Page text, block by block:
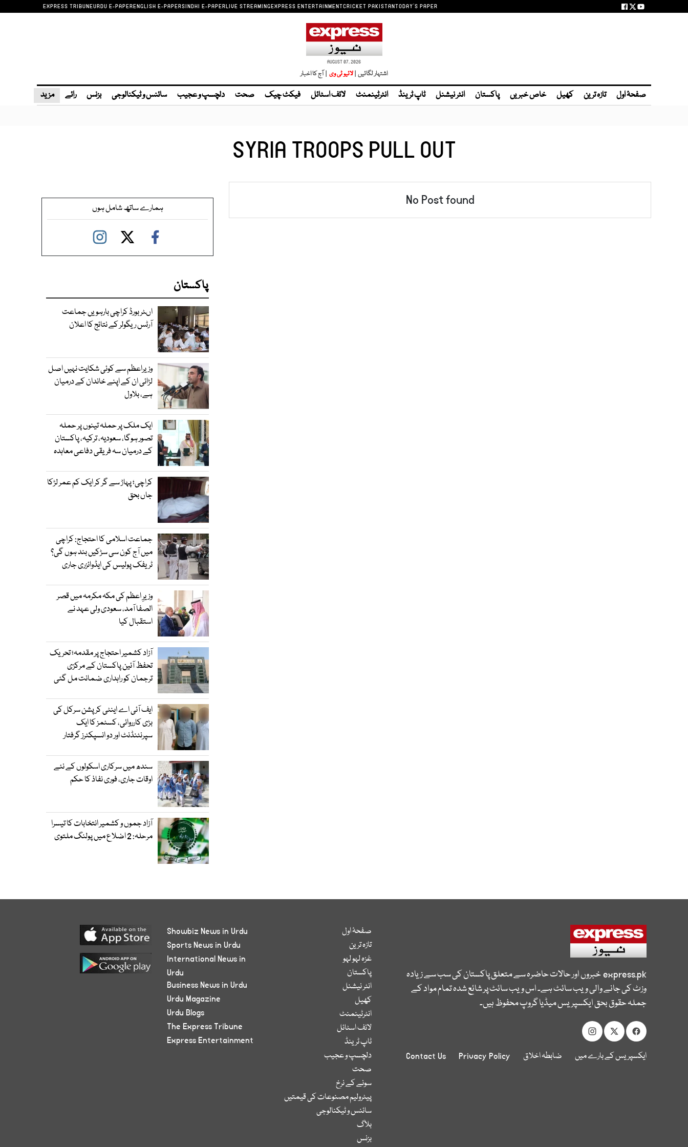
EXPRESS TRIBUNEURDU E-PAPERENGLISH E-PAPERSINDHI E-PAPERLIVE STREAMINGEXPRESS ENTERTAINMENTCRICKET PAKISTANTODAY'S PAPER
AUGUST 07, 2026
اشتہار لگائیں |لائیو ٹی وی | آج کا اخبار
صفحۂ اول تازہ ترین کھیل خاص خبریں پاکستان انٹر نیشنل ٹاپ ٹرینڈ انٹرٹینمنٹ لائف اسٹائل فیکٹ چیک صحت دلچسپ و عجیب سائنس و ٹیکنالوجی بزنس رائے مزید
SYRIA TROOPS PULL OUT
No Post found ہمارے ساتھ شامل ہوں
پاکستان
اںٹر بورڈ کراچی بارہویں جماعت
آرٹس ریگولر کے نتائج کا اعلان
وزیراعظم سے کوئی شکایت نہیں اصل
لڑائی ان کے اپنے خاندان کے درمیان
ہے، بلاول
ایک ملک پر حملہ تینوں پر حملہ
تصور ہوگا، سعودیہ، ترکیہ، پاکستان
کے درمیان سہ فریقی دفاعی معاہدہ
کراچی؛ پہاڑ سے گر کر ایک کم عمر لڑکا
جاں بحق
جماعت اسلامی کا احتجاج: کراچی
میں آج کون سی سڑکیں بند ہوں گی؟
ٹریفک پولیس کی ایڈوائزری جاری
وزیرِ اعظم کی مکہ مکرمہ میں قصر
الصفا آمد، سعودی ولی عہد نے
استقبال کیا
آزاد کشمیر احتجاج پر مقدمہ؛ تحریک
تحفظ آئین پاکستان کے مرکزی
ترجمان کو راہداری ضمانت مل گئی
ایف آئی اے اینٹی کرپشن سرکل کی
بڑی کارروائی، کسٹمز کا ایک
سپرنٹنڈنٹ اور دو انسپکٹرز گرفتار
سندھ میں سرکاری اسکولوں کے نئے
اوقات جاری، فوری نفاذ کا حکم
آزاد جموں و کشمیر انتخابات کا تیسرا
مرحلہ: 2 اضلاع میں پولنگ ملتوی
express.pkخبروں اور حالات حاضرہ سے متعلق پاکستان کی سب سے زیادہ
وزٹ کی جانے والی ویب سائٹ ہے۔ اس ویب سائٹ پر شائع شدہ تمام مواد کے
جملہ حقوق بحق ایکسپریس میڈیا گروپ محفوظ ہیں۔
ایکسپریس کے بارے میں ضابطہ اخلاق Privacy Policy
Contact Us
صفحۂ اول
تازہ ترین
غزہ لہو لہو
پاکستان
انٹر نیشنل
کھیل
انٹرٹینمنٹ
لائف اسٹائل
ٹاپ ٹرینڈ
دلچسپ و عجیب
صحت
سونے کے نرخ
پیٹرولیم مصنوعات کی قیمتیں
سائنس و ٹیکنالوجی
بلاگ
بزنس
Showbiz News in Urdu
Sports News in Urdu
International News in
Urdu
Business News in Urdu
Urdu Magazine
Urdu Blogs
The Express Tribune
Express Entertainment